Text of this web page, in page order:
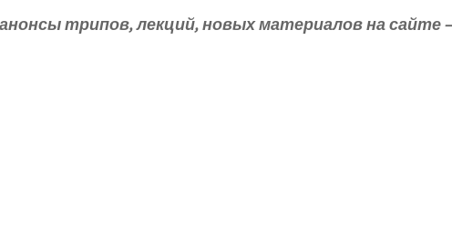
трипов, лекций, новых материалов на сайте